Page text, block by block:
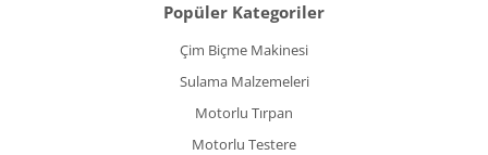
Popüler Kategoriler
Çim Biçme Makinesi
Sulama Malzemeleri
Motorlu Tırpan
Motorlu Testere